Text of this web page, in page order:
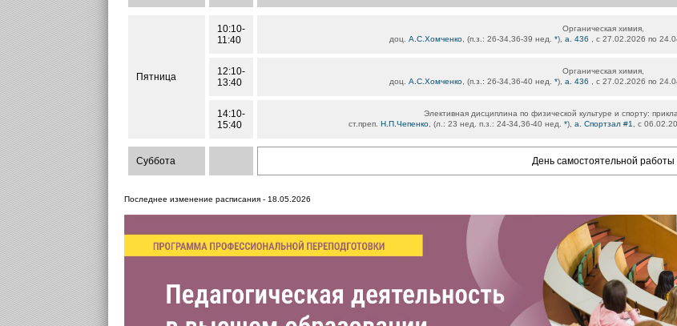
Пятница
10:10-
11:40
Органическая химия,
доц. А.С.Хомченко , (п.з.: 26-34,36-39 нед. *), а. 436 , с 27.02.2026 по
12:10-
13:40
Органическая химия,
доц. А.С.Хомченко , (п.з.: 26-34,36-40 нед. *), а. 436 , с 27.02.2026 по
14:10-
15:40
Элективная дисциплина по физической культуре и спорту:
ст.преп. Н.П.Чепенко, (л.: 23 нед. п.з.: 24-34,36-40 нед. *), а. Спортзал #1 , с
Суббота День самостоятельной работы
Последнее изменение расписания - 18.05.2026